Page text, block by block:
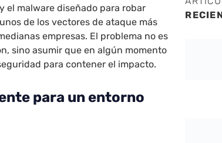
el malware diseñado para robar
de los vectores de ataque más
empresas. El problema no es
sino asumir que en algún momento
para contener el impacto.
para un entorno